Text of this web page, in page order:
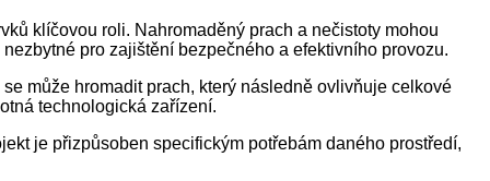
klíčovou roli. Nahromaděný prach a nečistoty mohou
pro zajištění bezpečného a efektivního provozu.
může hromadit prach, který následně ovlivňuje celkové
technologická zařízení.
je přizpůsoben specifickým potřebám daného prostředí,